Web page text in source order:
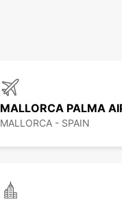
MALLORCA PALMA
MALLORCA - SPAIN